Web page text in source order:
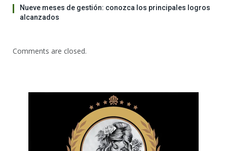
Nueve meses de gestión: conozca los principales logros
alcanzados
Comments are closed.